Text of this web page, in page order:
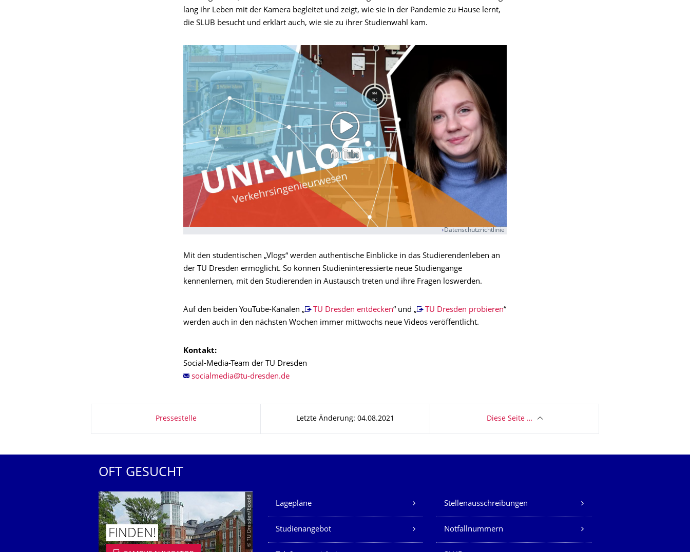
lang ihr Leben mit der Kamera begleitet und zeigt, wie sie in der Pandemie zu Hause lernt,
die SLUB besucht und erklärt auch, wie sie zu ihrer Studienwahl kam.
Datenschutzrichtlinie
Mit den studentischen „Vlogs“ werden authentische Einblicke in das Studierendenleben an
der TU Dresden ermöglicht. So können Studieninteressierte neue Studiengänge
kennenlernen, mit den Studierenden in Austausch treten und ihre Fragen loswerden.
Auf den beiden YouTube-Kanälen „ TU Dresden entdecken“ und „ TU Dresden probieren“
werden auch in den nächsten Wochen immer mittwochs neue Videos veröffentlicht.
Kontakt:
Social-Media-Team der TU Dresden
Pressestelle Letzte Änderung: 04.08.2021 Diese Seite …
OFT GESUCHT
© TU Dresden/Eckold
FINDEN!
Unsere Dienste
Lagepläne Stellenausschreibungen
Studienangebot Notfallnummern